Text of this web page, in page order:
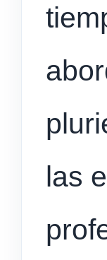
las